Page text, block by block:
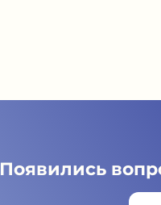
Появились